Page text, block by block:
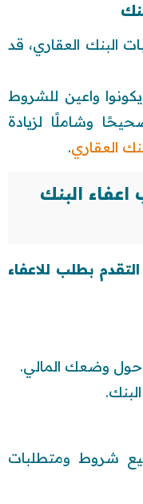
البنك العقاري، قد
واعين للشروط
وشاملًا لزيادة
العقاري.
البنك
بطلب للاعفاء
حول وضعك المالي.
شروط ومتطلبات